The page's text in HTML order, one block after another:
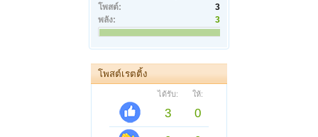
โพสต์:
3
พลัง:
3
โพสต์เรตติ้ง
ได้รับ: ให้:
3
0